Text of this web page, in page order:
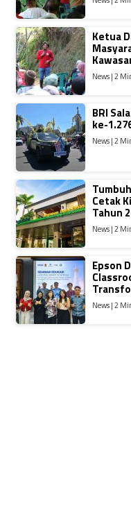
Ketua
News | 2
BRI
ke-
News | 2
Cetak
Tahun
News | 2
Epson
News | 2